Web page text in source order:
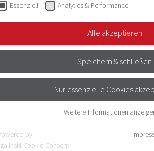
Organoids for…
WELFARE (3R)
Essenziell Analytics & Performance
Alle akzeptieren
Speichern & schließen
Nur essenzielle Cookies
Essenzielle Cookies werden für grundlegende
benötigt. Dadurch ist gewährleistet, dass die
Weitere Informationen
by
Cookie Consent